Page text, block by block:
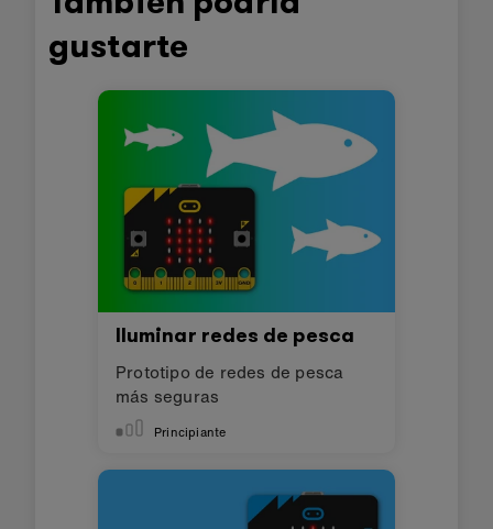
gustarte
Iluminar redes de pesca
Prototipo de redes de pesca
más seguras
Principiante